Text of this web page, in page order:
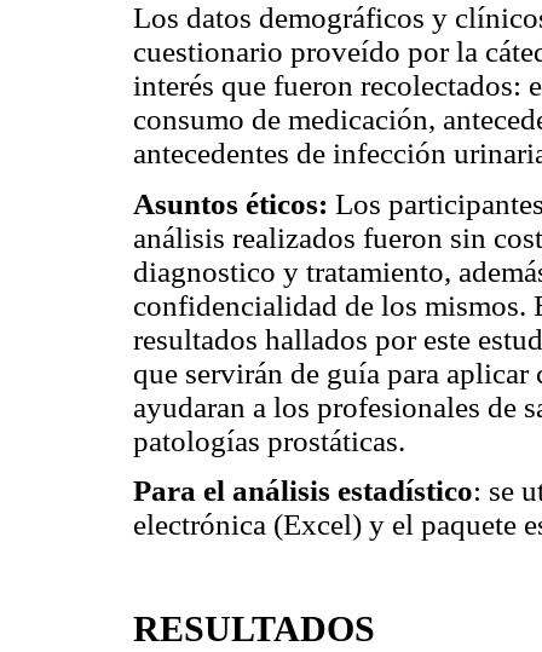
Los datos demográficos y
cuestionario proveído por la
interés que fueron recolectados:
consumo de medicación,
antecedentes de infección
Asuntos éticos: Los
análisis realizados fueron sin
diagnostico y tratamiento,
confidencialidad de los mismos.
resultados hallados por este
que servirán de guía para
ayudaran a los profesionales de
patologías prostáticas.
Para el análisis estadístico: se
electrónica (Excel) y el paquete
RESULTADOS